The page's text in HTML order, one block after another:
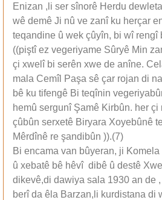
Enizan ,li ser sînorê Herdu
wê demê Ji nû ve zanî ku herçar
teqandine û wek çûyîn, bi wî rengî
((piştî ez vegeriyame Sûryê Min
çi xwelî bi serên xwe de anîne.
mala Cemîl Paşa sê çar rojan di
bê ku tifengê Bi teqînin
hemû sergunî Şamê Kirbûn. her
çûbûn serxetê Biryara Xoyebûnê
Mêrdînê re şandibûn )).(7)
Bi encama van bûyeran, ji
û xebatê bê hêvî dibê û destê
dikevê,di dawiya sala 1930 an de
berî da êla Barzan,li kurdistana di